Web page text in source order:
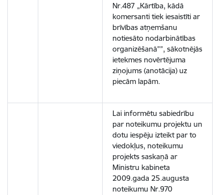
Nr.487 „Kārtība, kādā
komersanti tiek iesaistīti ar
brīvības atņemšanu
notiesāto nodarbinātības
organizēšanā””, sākotnējās
ietekmes novērtējuma
ziņojums (anotācija) uz
piecām lapām.
Lai informētu sabiedrību
par noteikumu projektu un
dotu iespēju izteikt par to
viedokļus, noteikumu
projekts saskaņā ar
Ministru kabineta
2009.gada 25.augusta
noteikumu Nr.970